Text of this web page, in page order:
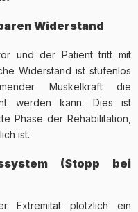
Widerstand
und der Patient tritt mit
Widerstand ist stufenlos
Muskelkraft die
werden kann. Dies ist
Phase der Rehabilitation,
ist.
(Stopp bei
Extremität plötzlich ein